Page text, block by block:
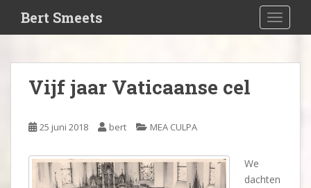
i
Bert Smeets
Vijf jaar Vaticaanse cel
25 juni 2018 bert MEA CULPA
We
dachten